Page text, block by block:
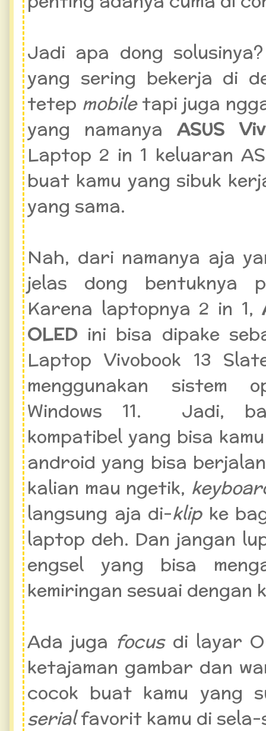
Jadi apa dong
yang sering bekerja di
tetep mobiletapi juga
yang namanya ASUS
Laptop 2 in 1 keluaran
buat kamu yang sibuk
yang sama.
Nah, dari namanya aja
jelas dong bentuknya
Karena laptopnya 2 in 1,
OLEDini bisa dipake
Laptop Vivobook 13
menggunakan sistem
Windows 11. Jadi,
kompatibel yang bisa
android yang bisa
kalian mau ngetik,
langsung aja di-klipke
laptop deh. Dan jangan
engsel yang bisa
kemiringan sesuai dengan
Ada juga focusdi layar
ketajaman gambar dan
cocok buat kamu yang
serialfavorit kamu di